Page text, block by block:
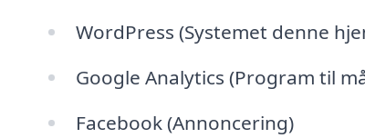
WordPress (Systemet denne
Google Analytics (Program til
Facebook (Annoncering)